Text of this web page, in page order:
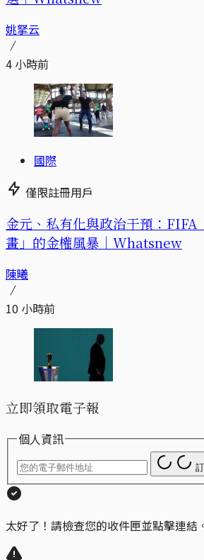
姚拏云
4 小時前
國際
僅限註冊用戶
金元、私有化與政治干預：FIFA
畫」的金權風暴｜Whatsnew
陳曦
10 小時前
立即領取電子報
個人資訊
太好了！請檢查您的收件匣並點擊連結